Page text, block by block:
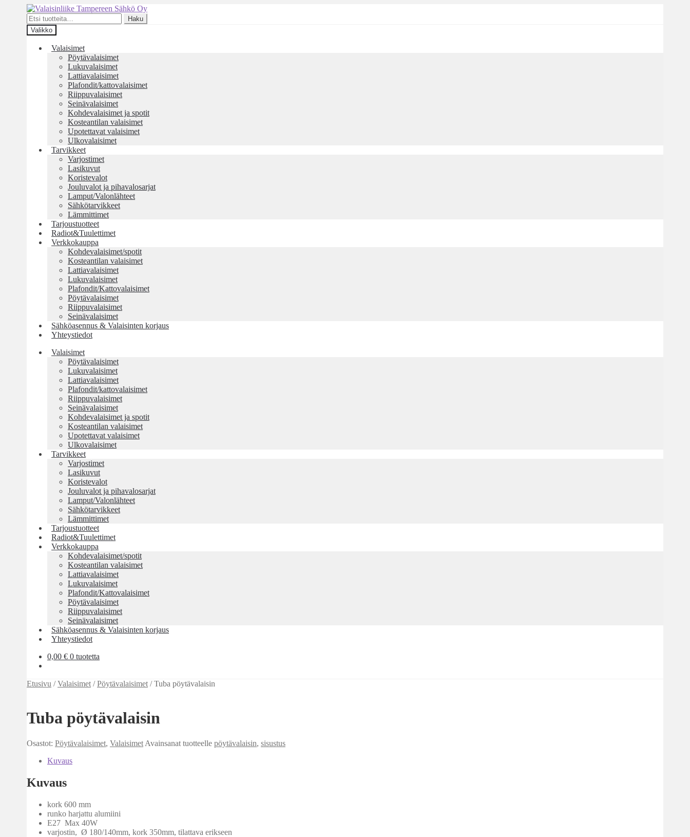
Siirry
navigointiin
Siirry
sisältöön
Etsi:
Haku
Valikko
Valaisimet
Pöytävalaisimet
Lukuvalaisimet
Lattiavalaisimet
Plafondit/kattovalaisimet
Riippuvalaisimet
Seinävalaisimet
Kohdevalaisimet ja spotit
Kosteantilan valaisimet
Upotettavat valaisimet
Ulkovalaisimet
Tarvikkeet
Varjostimet
Lasikuvut
Koristevalot
Jouluvalot ja pihavalosarjat
Lamput/Valonlähteet
Sähkötarvikkeet
Lämmittimet
Tarjoustuotteet
Radiot&Tuulettimet
Verkkokauppa
Kohdevalaisimet/spotit
Kosteantilan valaisimet
Lattiavalaisimet
Lukuvalaisimet
Plafondit/Kattovalaisimet
Pöytävalaisimet
Riippuvalaisimet
Seinävalaisimet
Sähköasennus & Valaisinten korjaus
Yhteystiedot
Valaisimet
Pöytävalaisimet
Lukuvalaisimet
Lattiavalaisimet
Plafondit/kattovalaisimet
Riippuvalaisimet
Seinävalaisimet
Kohdevalaisimet ja spotit
Kosteantilan valaisimet
Upotettavat valaisimet
Ulkovalaisimet
Tarvikkeet
Varjostimet
Lasikuvut
Koristevalot
Jouluvalot ja pihavalosarjat
Lamput/Valonlähteet
Sähkötarvikkeet
Lämmittimet
Tarjoustuotteet
Radiot&Tuulettimet
Verkkokauppa
Kohdevalaisimet/spotit
Kosteantilan valaisimet
Lattiavalaisimet
Lukuvalaisimet
Plafondit/Kattovalaisimet
Pöytävalaisimet
Riippuvalaisimet
Seinävalaisimet
Sähköasennus & Valaisinten korjaus
Yhteystiedot
0,00 € 0 tuotetta
Etusivu /Valaisimet /Pöytävalaisimet /Tuba pöytävalaisin
Tuba pöytävalaisin
Osastot: Pöytävalaisimet, Valaisimet Avainsanat tuotteelle pöytävalaisin, sisustus
Kuvaus
Kuvaus
kork 600 mm
runko harjattu alumiini
E27 Max 40W
varjostin, Ø 180/140mm, kork 350mm, tilattava erikseen